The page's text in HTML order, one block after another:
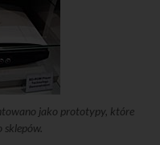
jako prototypy, które
sklepów.